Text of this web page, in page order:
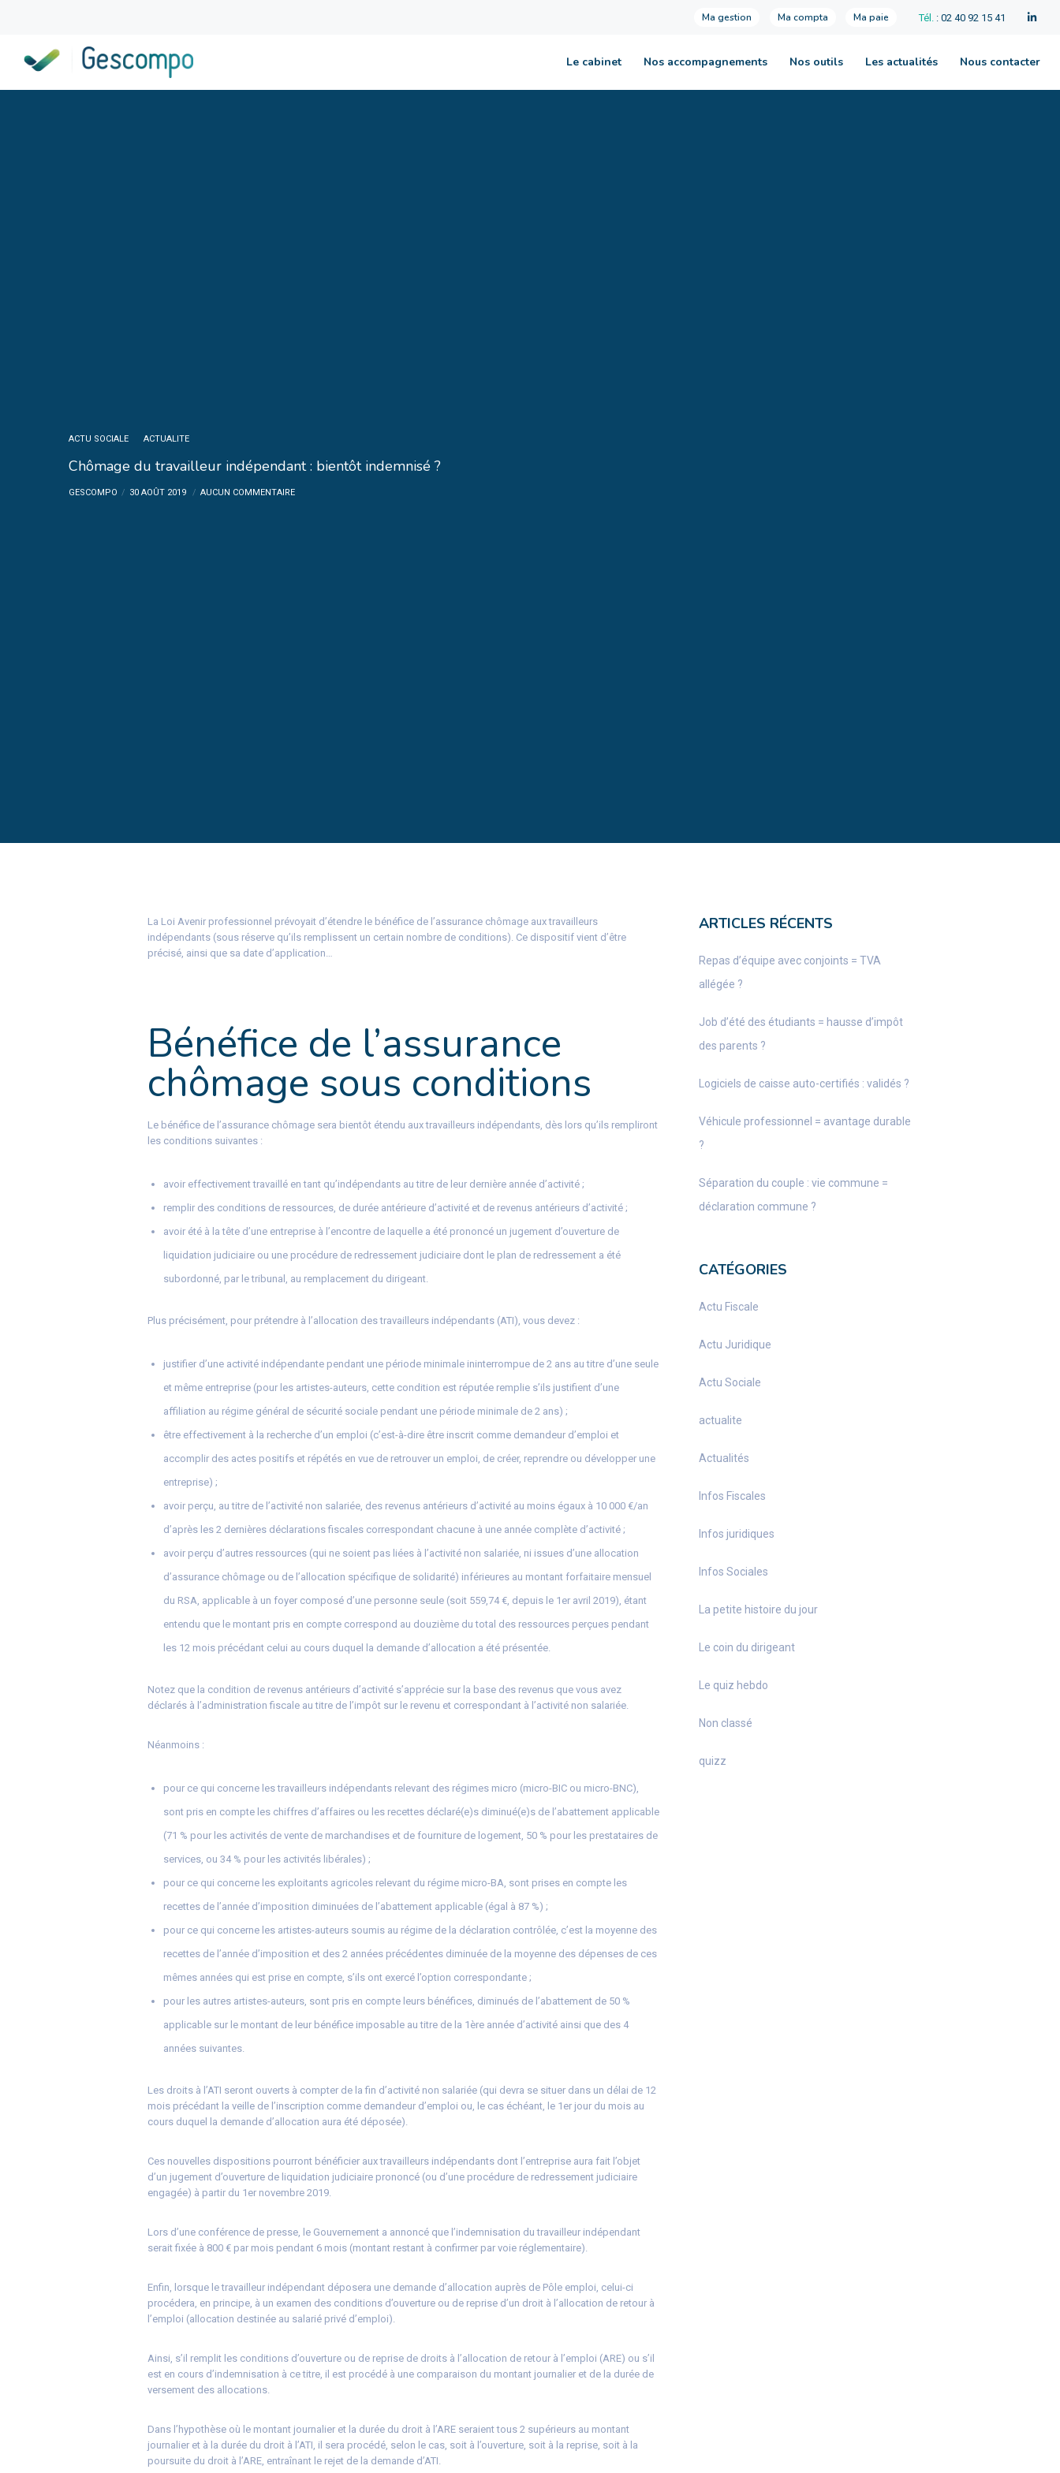
Ma gestion Ma compta Ma paie Tél. : 02 40 92 15 41
Le cabinet Nos accompagnements Nos outils Les actualités Nous contacter
ACTU SOCIALE ACTUALITE
Chômage du travailleur indépendant : bientôt indemnisé ?
GESCOMPO 30 AOÛT 2019 AUCUN COMMENTAIRE
La Loi Avenir professionnel prévoyait d’étendre le bénéfice de l’assurance chômage aux travailleurs
indépendants (sous réserve qu’ils remplissent un certain nombre de conditions). Ce dispositif vient d’être
précisé, ainsi que sa date d’application…
Bénéfice de l’assurance
chômage sous conditions
Le bénéfice de l’assurance chômage sera bientôt étendu aux travailleurs indépendants, dès lors qu’ils rempliront
les conditions suivantes :
avoir effectivement travaillé en tant qu’indépendants au titre de leur dernière année d’activité ;
remplir des conditions de ressources, de durée antérieure d’activité et de revenus antérieurs d’activité ;
avoir été à la tête d’une entreprise à l’encontre de laquelle a été prononcé un jugement d’ouverture de
liquidation judiciaire ou une procédure de redressement judiciaire dont le plan de redressement a été
subordonné, par le tribunal, au remplacement du dirigeant.
Plus précisément, pour prétendre à l’allocation des travailleurs indépendants (ATI), vous devez :
justifier d’une activité indépendante pendant une période minimale ininterrompue de 2 ans au titre d’une seule
et même entreprise (pour les artistes-auteurs, cette condition est réputée remplie s’ils justifient d’une
affiliation au régime général de sécurité sociale pendant une période minimale de 2 ans) ;
être effectivement à la recherche d’un emploi (c’est-à-dire être inscrit comme demandeur d’emploi et
accomplir des actes positifs et répétés en vue de retrouver un emploi, de créer, reprendre ou développer une
entreprise) ;
avoir perçu, au titre de l’activité non salariée, des revenus antérieurs d’activité au moins égaux à 10 000 €/an
d’après les 2 dernières déclarations fiscales correspondant chacune à une année complète d’activité ;
avoir perçu d’autres ressources (qui ne soient pas liées à l’activité non salariée, ni issues d’une allocation
d’assurance chômage ou de l’allocation spécifique de solidarité) inférieures au montant forfaitaire mensuel
du RSA, applicable à un foyer composé d’une personne seule (soit 559,74 €, depuis le 1er avril 2019), étant
entendu que le montant pris en compte correspond au douzième du total des ressources perçues pendant
les 12 mois précédant celui au cours duquel la demande d’allocation a été présentée.
Notez que la condition de revenus antérieurs d’activité s’apprécie sur la base des revenus que vous avez
déclarés à l’administration fiscale au titre de l’impôt sur le revenu et correspondant à l’activité non salariée.
Néanmoins :
pour ce qui concerne les travailleurs indépendants relevant des régimes micro (micro-BIC ou micro-BNC),
sont pris en compte les chiffres d’affaires ou les recettes déclaré(e)s diminué(e)s de l’abattement applicable
(71 % pour les activités de vente de marchandises et de fourniture de logement, 50 % pour les prestataires de
services, ou 34 % pour les activités libérales) ;
pour ce qui concerne les exploitants agricoles relevant du régime micro-BA, sont prises en compte les
recettes de l’année d’imposition diminuées de l’abattement applicable (égal à 87 %) ;
pour ce qui concerne les artistes-auteurs soumis au régime de la déclaration contrôlée, c’est la moyenne des
recettes de l’année d’imposition et des 2 années précédentes diminuée de la moyenne des dépenses de ces
mêmes années qui est prise en compte, s’ils ont exercé l’option correspondante ;
pour les autres artistes-auteurs, sont pris en compte leurs bénéfices, diminués de l’abattement de 50 %
applicable sur le montant de leur bénéfice imposable au titre de la 1ère année d’activité ainsi que des 4
années suivantes.
Les droits à l’ATI seront ouverts à compter de la fin d’activité non salariée (qui devra se situer dans un délai de 12
mois précédant la veille de l’inscription comme demandeur d’emploi ou, le cas échéant, le 1er jour du mois au
cours duquel la demande d’allocation aura été déposée).
Ces nouvelles dispositions pourront bénéficier aux travailleurs indépendants dont l’entreprise aura fait l’objet
d’un jugement d’ouverture de liquidation judiciaire prononcé (ou d’une procédure de redressement judiciaire
engagée) à partir du 1er novembre 2019.
Lors d’une conférence de presse, le Gouvernement a annoncé que l’indemnisation du travailleur indépendant
serait fixée à 800 € par mois pendant 6 mois (montant restant à confirmer par voie réglementaire).
Enfin, lorsque le travailleur indépendant déposera une demande d’allocation auprès de Pôle emploi, celui-ci
procédera, en principe, à un examen des conditions d’ouverture ou de reprise d’un droit à l’allocation de retour à
l’emploi (allocation destinée au salarié privé d’emploi).
Ainsi, s’il remplit les conditions d’ouverture ou de reprise de droits à l’allocation de retour à l’emploi (ARE) ou s’il
est en cours d’indemnisation à ce titre, il est procédé à une comparaison du montant journalier et de la durée de
versement des allocations.
Dans l’hypothèse où le montant journalier et la durée du droit à l’ARE seraient tous 2 supérieurs au montant
journalier et à la durée du droit à l’ATI, il sera procédé, selon le cas, soit à l’ouverture, soit à la reprise, soit à la
poursuite du droit à l’ARE, entraînant le rejet de la demande d’ATI.
ARTICLES RÉCENTS
Repas d’équipe avec conjoints = TVA
allégée ?
Job d’été des étudiants = hausse d’impôt
des parents ?
Logiciels de caisse auto-certifiés : validés ?
Véhicule professionnel = avantage durable
?
Séparation du couple : vie commune =
déclaration commune ?
CATÉGORIES
Actu Fiscale
Actu Juridique
Actu Sociale
actualite
Actualités
Infos Fiscales
Infos juridiques
Infos Sociales
La petite histoire du jour
Le coin du dirigeant
Le quiz hebdo
Non classé
quizz